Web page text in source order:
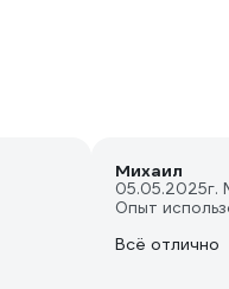
Михаил
05.05.2025г.
Опыт
Всё отлично